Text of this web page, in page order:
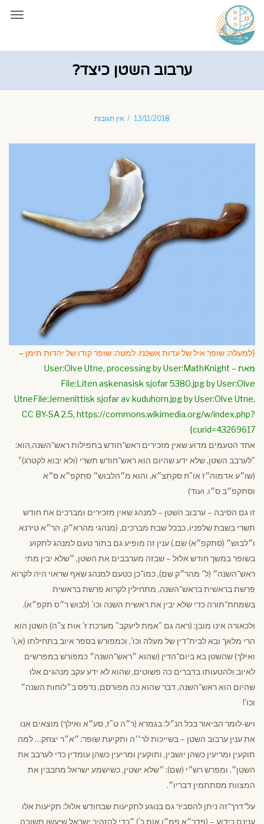
ערבוב השטן כיצד?
13/11/2018 אין תגובות
{למעלה: שופר איל של עדות אשכנז. למטה: שופר קודו של יהדות תימן –
מאת User:Olve Utne, processing by User:MathKnight –
File:Liten askenasisk sjofar 5380.jpg by User:Olve
UtneFile:Jemenittisk sjofar av kuduhorn.jpg by User:Olve Utne,
CC BY-SA 2.5, https://commons.wikimedia.org/w/index.php?
curid=43269617}
אחד הטעמים מדוע שאין מזכירים ראש־חודש בתפילות ראש־השנה,הוא:
"לערבב השטן, שלא ידע שהיום הוא ראש־חודש תשרי (ולא יבוא לקטרג)"
(שו״ע אדמוה״ז או"ח סקתצ״א, והוא מ״הלבוש״ סתקפ״א ס״א
וסתקפ״ב ס״ו. ועוד)
זו גם הסיבה – ערבוב השטן – למנהג שאין מזכירים ומברכים את חודש
תשרי בשבת שלפניו, כבכל שבת מברכים, (מנהגי מהרא״ק, הר״א טירנא
ו״לבוש״ (סתקפ״א) שם.) ענין זה מופיע גם בתור טעם למנהג לתקוע
בשופר במשך חודש אלול – שבזה מערבבים את השטן, ״שלא יבין מתי
ראש־השנה״ (ל׳ מהר״ק שם), כמו־כן כטעם למנהג שאף שראוי היה לקרוא
פרשת בראשית בראש־השנה, מתחילין לקרוא פרשת בראשית
בשמחת־תורה כדי שלא יבין את ראשית השנה וכו' (לבוש ר״ס תקפ״א).
ולכאורה אינו מובן: (ראה גם "אמת ליעקב" מערכת ז' אות צ"ה) השטן הוא
הרי מלאך ובא לבית־דין של מעלה וכו', וכמפורש בספר איוב בתחילתו (א,ו'
ואילך) שהשטן בא ביום־הדין (שהוא ״ראש־השנה״ כמפורש במפרשים
לאיוב ולהטעותו בדברים כה פשוטים, שהוא לא ידע עקב מנהגים אלו
שהיום הוא ראש־השנה, דבר שהוא כה מפורסם, נדפס ב״לוחות השנה״
וכו'!
ויש-לומר הביאור בכל הנ״ל: בגמרא (ר״ה ט"ז, סע״א ואילך) מוצאים אנו
את ענין ערבוב השטן – בשייכות לר׳׳ה ותקיעת שופר: ״א״ר יצחק… למה
תוקעין ומריעין כשהן יושבין, ותוקעין ומריעין כשהן עומדין כדי לערבב את
השטן״. ומפרש רש״י (שם): ״שלא ישטין, כשישמע ישראל מחבבין את
המצוות מסתתמין דבריו״.
על־דרך־זה ניתן להסביר גם בנוגע לתקיעות שבחודש אלול: תקיעות אלו
ענינם כידוע – (פדר״א פמ״ו אות כ') ״כדי להזהיר ישראל שיעשו תשובה